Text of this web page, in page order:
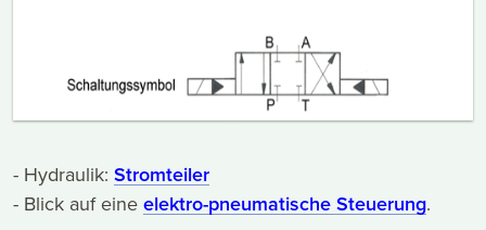
- Hydraulik: Stromteiler
- Blick auf eine elektro-pneumatische Steuerung.